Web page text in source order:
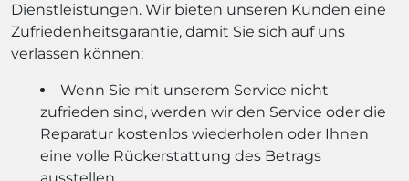
Dienstleistungen. Wir bieten unseren Kunden eine
Zufriedenheitsgarantie, damit Sie sich auf uns
verlassen können:
Wenn Sie mit unserem Service nicht
zufrieden sind, werden wir den Service oder die
Reparatur kostenlos wiederholen oder Ihnen
eine volle Rückerstattung des Betrags